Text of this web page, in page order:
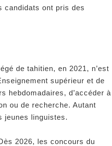
candidats ont pris des
de tahitien, en 2021, n’est
supérieur et de
hebdomadaires, d’accéder à
ou de recherche. Autant
jeunes linguistes.
2026, les concours du